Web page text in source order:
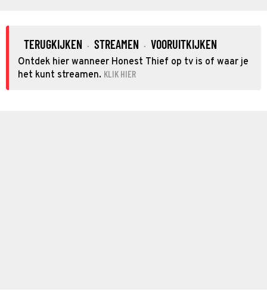
TERUGKIJKEN · STREAMEN · VOORUITKIJKEN
Ontdek hier wanneer Honest Thief op tv is of waar je
het kunt streamen. KLIK HIER